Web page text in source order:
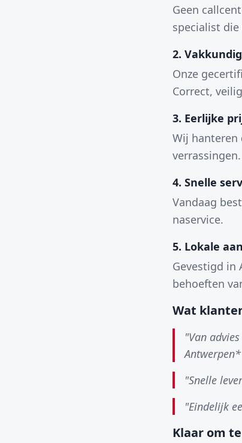
Geen
specialist
2.
Onze
Correct,
3. Eerlijke
Wij hanteren
4. Snelle
Vandaag
naservice.
5. Lokale
Gevestigd in
behoeften
Wat
"Van
Antwerpen*
"Snelle
"Eindelijk
Klaar om